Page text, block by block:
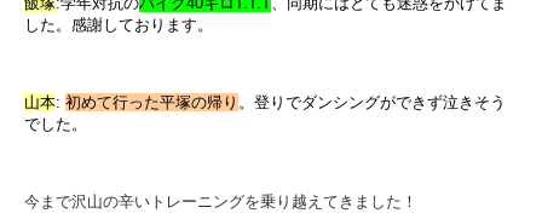
した。感謝しております。
山本: 初めて行った平塚の帰り 。 登りでダンシングができず泣きそう
でした。
今まで沢山の辛いトレーニングを乗り越えてきました！